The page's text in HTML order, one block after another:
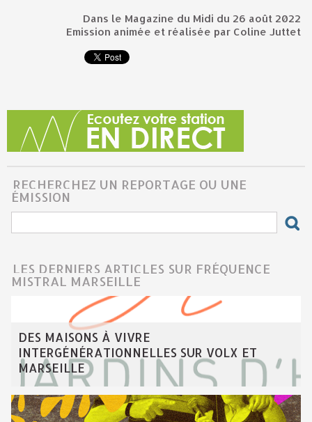
Dans le Magazine du Midi du 26 août 2022
Emission animée et réalisée par Coline Juttet
RECHERCHEZ UN REPORTAGE OU UNE
ÉMISSION
LES DERNIERS ARTICLES SUR FRÉQUENCE
MISTRAL MARSEILLE
DES MAISONS À VIVRE
INTERGÉNÉRATIONNELLES SUR VOLX ET
MARSEILLE